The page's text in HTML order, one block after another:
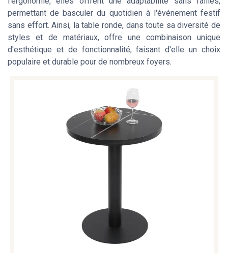
permettant de basculer du quotidien à l'événement festif
sans effort. Ainsi, la table ronde, dans toute sa diversité de
styles et de matériaux, offre une combinaison unique
d'esthétique et de fonctionnalité, faisant d'elle un choix
populaire et durable pour de nombreux foyers.